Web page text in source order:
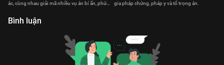
ác, cùng nhau giải mã nhiều vụ án bí ẩn, phức
gia pháp chứng, pháp y và tổ trọng án.
Bình luận